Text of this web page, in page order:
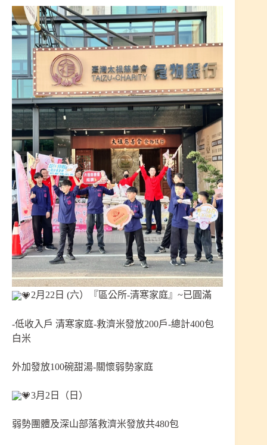
2月22日 (六）『區公所-清寒家庭』~已圓滿
-低收入戶 清寒家庭-救濟米發放200戶-總計400包
白米
外加發放100碗甜湯-關懷弱勢家庭
3月2日（日）
弱勢團體及深山部落救濟米發放共480包